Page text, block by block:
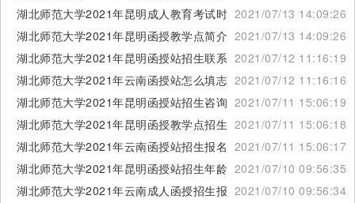
湖北师范大学2021年昆明成人教育考试时间2021/07/13 14:09:26
湖北师范大学2021年昆明函授教学点简介 2021/07/13 14:09:26
湖北师范大学2021年昆明函授站招生联系方式2021/07/12 11:16:19
湖北师范大学2021年云南函授站怎么填志愿2021/07/12 11:16:16
湖北师范大学2021年昆明函授站招生咨询电话2021/07/11 15:06:19
湖北师范大学2021年昆明函授教学点招生时间2021/07/11 15:06:18
湖北师范大学2021年云南函授站招生报名电话2021/07/11 15:06:17
湖北师范大学2021年昆明函授站招生年龄要求2021/07/10 09:56:35
湖北师范大学2021年云南成人函授招生报名入口2021/07/10 09:56:34